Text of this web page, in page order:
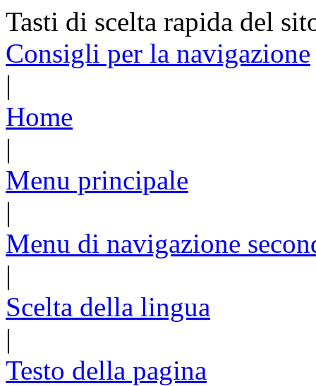
Tasti di scelta rapida del
Consigli per la navigazione
|
Home
|
Menu principale
|
Menu di navigazione
|
Scelta della lingua
|
Testo della pagina